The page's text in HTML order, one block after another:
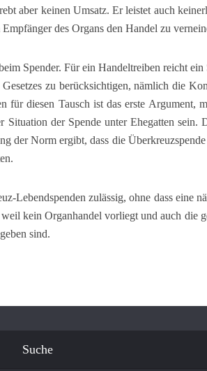
aber keinen Umsatz. Er leistet auch
des Organs den Handel zu
Spender. Für ein Handeltreiben reicht
zu berücksichtigen, nämlich die
für diesen Tausch ist das erste Argument,
der Spende unter Ehegatten
der Norm ergibt, dass die
Lebendspenden zulässig, ohne dass eine
kein Organhandel vorliegt und auch die
sind.
Suche